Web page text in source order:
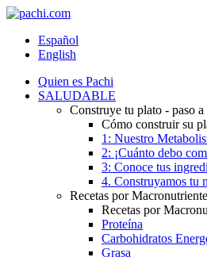
Español
English
Quien es Pachi
SALUDABLE
Construye tu plato - paso a
Cómo construir su
1: Nuestro
2: ¡Cuánto debo
3: Conoce tus
4. Construyamos tu
Recetas por
Recetas por
Proteína
Carbohidratos
Grasa